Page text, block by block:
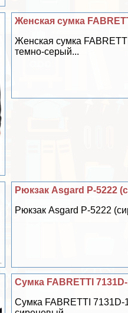
Женская сумка
Женская сумка
темно-серый...
Рюкзак Asgard Р-5222
Рюкзак Asgard Р-5222
Сумка FABRETTI
Сумка FABRETTI 7131D-